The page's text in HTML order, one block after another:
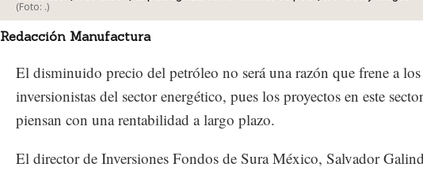
(Foto: .)
Redacción Manufactura
El disminuido precio del petróleo no será una razón que frene a los
inversionistas del sector energético, pues los proyectos en este
piensan con una rentabilidad a largo plazo.
El director de Inversiones Fondos de Sura México, Salvador